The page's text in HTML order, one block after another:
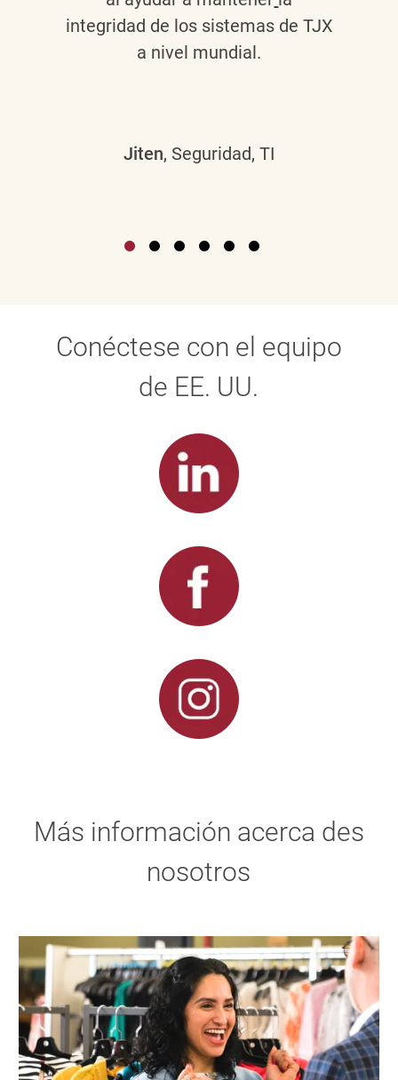
integridad de los sistemas de TJX
a nivel mundial.
Jiten, Seguridad, TI
Conéctese con el equipo
de EE. UU.
Más información acerca des
nosotros